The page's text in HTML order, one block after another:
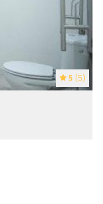
5 (5)